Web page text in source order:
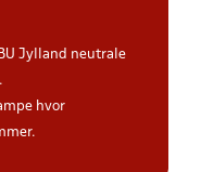
Jylland neutrale
hvor